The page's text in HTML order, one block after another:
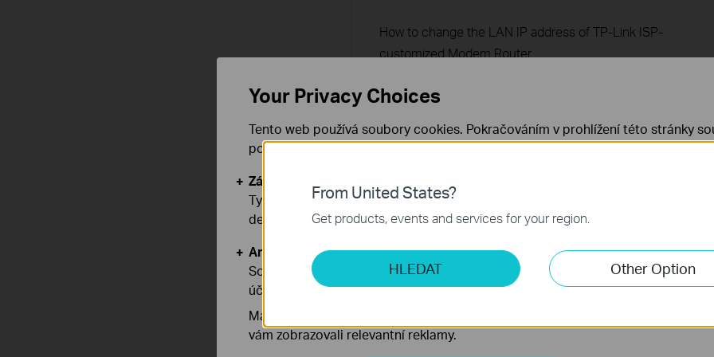
How to change the LAN IP address of TP-Link ISP-
customized Modem Router
How to add manager account for TP-Link ISP-customized
Router
How to set up LED control for TP-Link ISP-customized
How to create a network for guests on the TP-Link Wi-Fi
From United States?
Get products, events and services for your region.
HLEDAT Other Option
Your Privacy Choices
Tento web používá soubory cookies. Pokračováním v prohlížení této stránky
používáním našich cookies.Již nezobrazovatZjistit více.
Základní cookies
Tyto cookies jsou nezbytné pro fungování webových stránek a nelze je ve
deaktivovat.
Analytické a marketingové cookies
Soubory cookie pro nám umožňují analyzovat vaše aktivity na našich webových
účelem zlepšení a přizpůsobení jejich funkčnosti.
Marketingové soubory cookie mohou prostřednictvím našich webových
vám zobrazovali relevantní reklamy.